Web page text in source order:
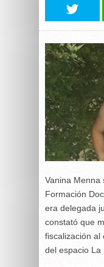
Vanina Menna
Formación
era delegada
constató que
fiscalización al
del espacio La